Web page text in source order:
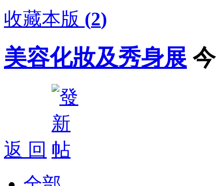
收藏本版 (2)
美容化妝及秀身展
返 回